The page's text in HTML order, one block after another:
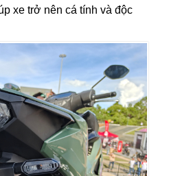
xe trở nên cá tính và độc